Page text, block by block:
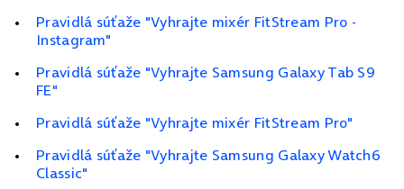
Pravidlá súťaže "Vyhrajte mixér FitStream Pro -
Instagram"
Pravidlá súťaže "Vyhrajte Samsung Galaxy Tab S9
FE"
Pravidlá súťaže "Vyhrajte mixér FitStream Pro"
Pravidlá súťaže "Vyhrajte Samsung Galaxy Watch6
Classic"